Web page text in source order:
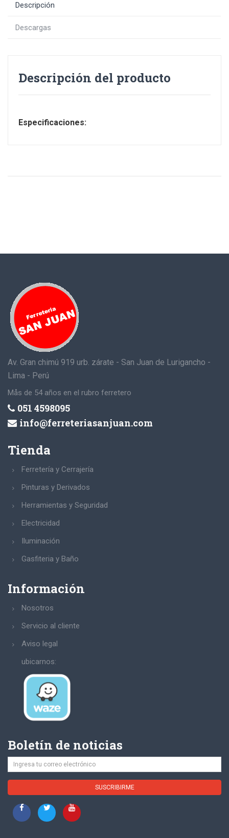
Descripción
Descargas
Descripción del producto
Especificaciones:
Av. Gran chimú 919 urb. zárate - San Juan de Lurigancho -
Lima - Perú
Mås de 54 años en el rubro ferretero
051 4598095
info@ferreteriasanjuan.com
Tienda
Ferretería y Cerrajería
Pinturas y Derivados
Herramientas y Seguridad
Electricidad
Iluminación
Gasfiteria y Baño
Información
Nosotros
Servicio al cliente
Aviso legal
ubicarnos:
Boletín de noticias